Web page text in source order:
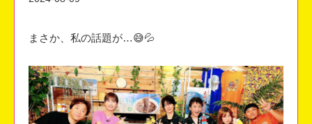
まさか、私の話題が…😅💦